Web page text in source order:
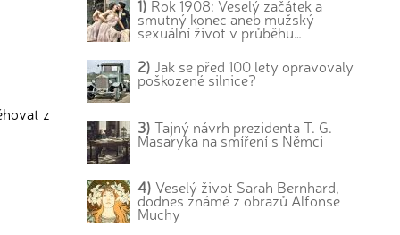
z
1) Rok 1908: Veselý začátek a
smutný konec aneb mužský
sexuální život v průběhu…
2) Jak se před 100 lety opravovaly
poškozené silnice?
3) Tajný návrh prezidenta T. G.
Masaryka na smíření s Němci
4) Veselý život Sarah Bernhard,
dodnes známé z obrazů Alfonse
Muchy